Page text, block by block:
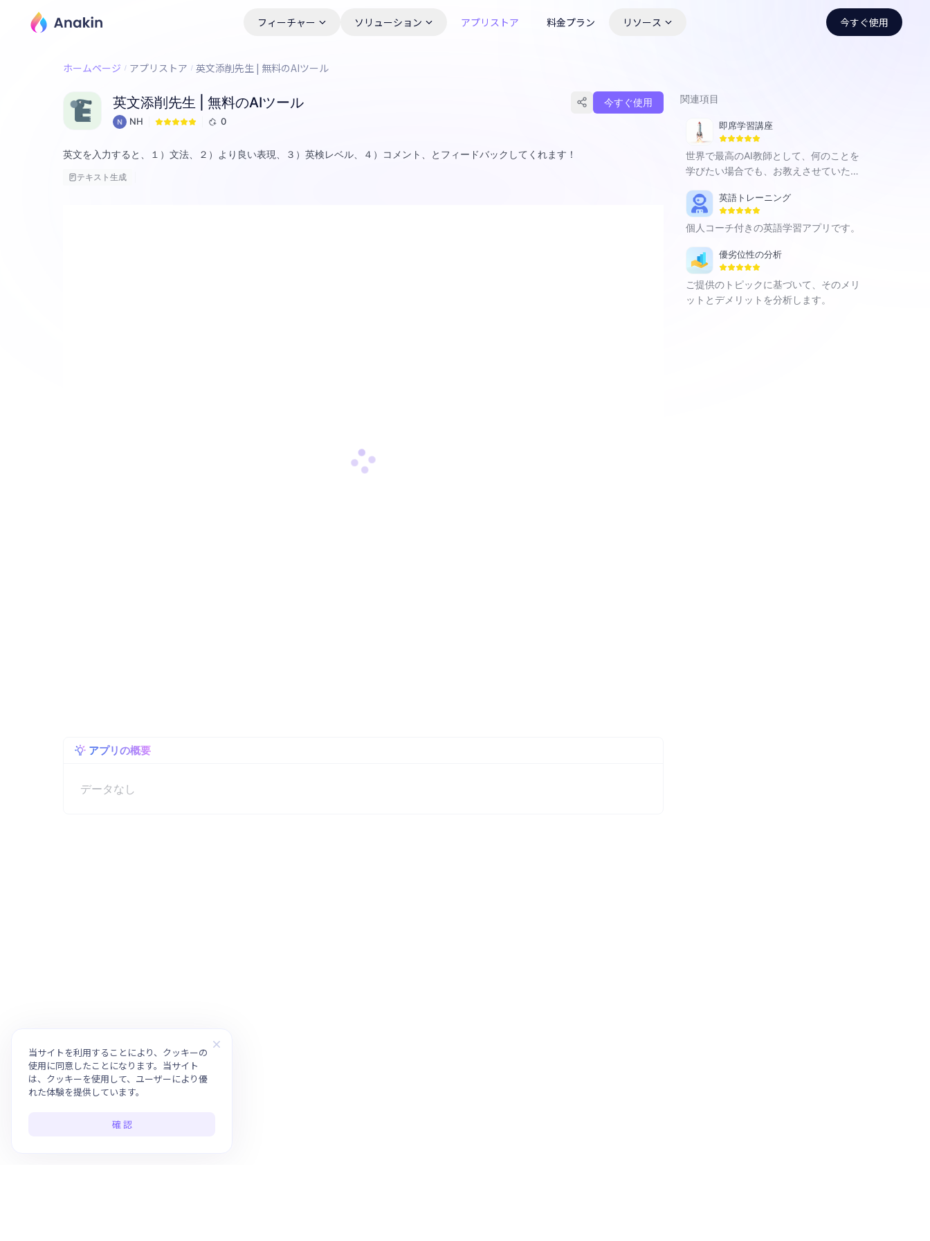
フィーチャー ソリューション アプリストア 料金プラン リソース 今すぐ使用
ホームページ アプリストア 英文添削先生 | 無料のAIツール
英文添削先生 | 無料のAIツール
NH 0
今すぐ使用
英文を入力すると、１）文法、２）より良い表現、３）英検レベル、４）コメント、とフィードバックしてくれます！
テキスト生成
アプリの概要
データなし
関連項目
即席学習講座
世界で最高のAI教師として、何のことを
学びたい場合でも、お教えさせていただ
英語トレーニング
個人コーチ付きの英語学習アプリです。
優劣位性の分析
ご提供のトピックに基づいて、そのメリ
ットとデメリットを分析します。
当サイトを利用することにより、クッキーの
使用に同意したことになります。当サイト
は、クッキーを使用して、ユーザーにより優
れた体験を提供しています。
確 認